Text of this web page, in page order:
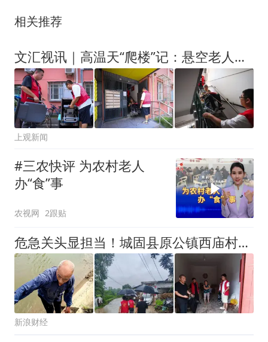
相关推荐
文汇视讯｜高温天“爬楼”记：悬空老人下楼不再难
上观新闻
#三农快评 为农村老人
办“食”事
农视网 2跟贴
危急关头显担当！城固县原公镇西庙村干部勇救落水老人
新浪财经